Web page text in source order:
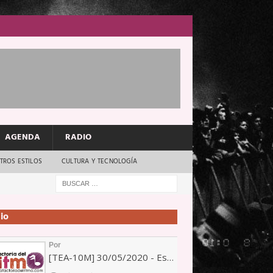
AGENDA RADIO
ESTILOS CULTURA Y TECNOLOGÍA